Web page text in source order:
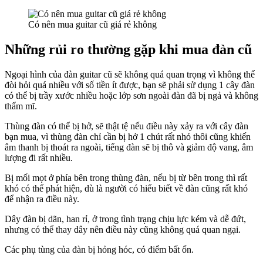
Có nên mua guitar cũ giá rẻ không
Những rủi ro thường gặp khi mua đàn cũ
Ngoại hình của đàn guitar cũ sẽ không quá quan trọng vì không thể
đòi hỏi quá nhiều với số tiền ít được, bạn sẽ phải sử dụng 1 cây đàn
có thể bị trầy xước nhiều hoặc lớp sơn ngoài đàn đã bị ngả và không
thẩm mĩ.
Thùng đàn có thể bị hở, sẽ thật tệ nếu điều này xảy ra với cây đàn
bạn mua, vì thùng đàn chỉ cần bị hở 1 chút rất nhỏ thôi cũng khiến
âm thanh bị thoát ra ngoài, tiếng đàn sẽ bị thô và giảm độ vang, âm
lượng đi rất nhiều.
Bị mối mọt ở phía bên trong thùng đàn, nếu bị từ bên trong thì rất
khó có thể phát hiện, dù là người có hiểu biết về đàn cũng rất khó
để nhận ra điều này.
Dây đàn bị dãn, han rỉ, ở trong tình trạng chịu lực kém và dễ đứt,
nhưng có thể thay dây nên điều này cũng không quá quan ngại.
Các phụ tùng của đàn bị hỏng hóc, có điểm bất ổn.